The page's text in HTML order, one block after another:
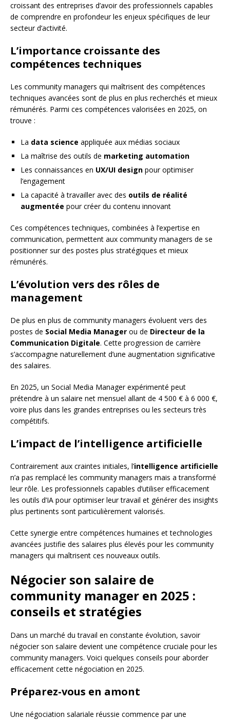
croissant des entreprises d’avoir des professionnels capables
de comprendre en profondeur les enjeux spécifiques de leur
secteur d’activité.
L’importance croissante des
compétences techniques
Les community managers qui maîtrisent des compétences
techniques avancées sont de plus en plus recherchés et mieux
rémunérés. Parmi ces compétences valorisées en 2025, on
trouve :
La data science appliquée aux médias sociaux
La maîtrise des outils de marketing automation
Les connaissances en UX/UI design pour optimiser
l’engagement
La capacité à travailler avec des outils de réalité
augmentée pour créer du contenu innovant
Ces compétences techniques, combinées à l’expertise en
communication, permettent aux community managers de se
positionner sur des postes plus stratégiques et mieux
rémunérés.
L’évolution vers des rôles de
management
De plus en plus de community managers évoluent vers des
postes de Social Media Manager ou de Directeur de la
Communication Digitale. Cette progression de carrière
s’accompagne naturellement d’une augmentation significative
des salaires.
En 2025, un Social Media Manager expérimenté peut
prétendre à un salaire net mensuel allant de 4 500 € à 6 000 €,
voire plus dans les grandes entreprises ou les secteurs très
compétitifs.
L’impact de l’intelligence artificielle
Contrairement aux craintes initiales, l’intelligence artificielle
n’a pas remplacé les community managers mais a transformé
leur rôle. Les professionnels capables d’utiliser efficacement
les outils d’IA pour optimiser leur travail et générer des insights
plus pertinents sont particulièrement valorisés.
Cette synergie entre compétences humaines et technologies
avancées justifie des salaires plus élevés pour les community
managers qui maîtrisent ces nouveaux outils.
Négocier son salaire de
community manager en 2025 :
conseils et stratégies
Dans un marché du travail en constante évolution, savoir
négocier son salaire devient une compétence cruciale pour les
community managers. Voici quelques conseils pour aborder
efficacement cette négociation en 2025.
Préparez-vous en amont
Une négociation salariale réussie commence par une